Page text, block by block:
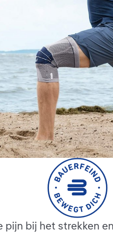
bij het strekken